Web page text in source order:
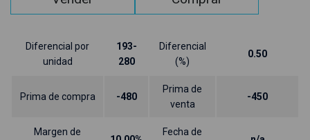
Diferencial por
unidad
193-
280
Diferencial
(%)
0.50
Prima de compra -480
Prima de
venta
-450
Margen de
Fecha de